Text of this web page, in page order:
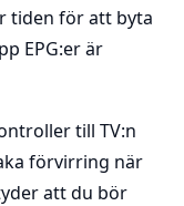
tiden för att byta
EPG:er är
till TV:n
förvirring när
att du bör